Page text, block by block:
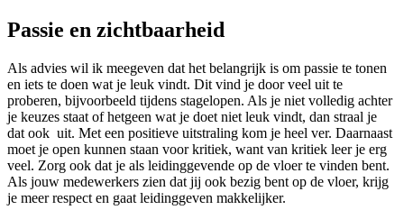
Passie en zichtbaarheid
Als advies wil ik meegeven dat het belangrijk is om passie te tonen
en iets te doen wat je leuk vindt. Dit vind je door veel uit te
proberen, bijvoorbeeld tijdens stagelopen. Als je niet volledig achter
je keuzes staat of hetgeen wat je doet niet leuk vindt, dan straal je
dat ook uit. Met een positieve uitstraling kom je heel ver. Daarnaast
moet je open kunnen staan voor kritiek, want van kritiek leer je erg
veel. Zorg ook dat je als leidinggevende op de vloer te vinden bent.
Als jouw medewerkers zien dat jij ook bezig bent op de vloer, krijg
je meer respect en gaat leidinggeven makkelijker.